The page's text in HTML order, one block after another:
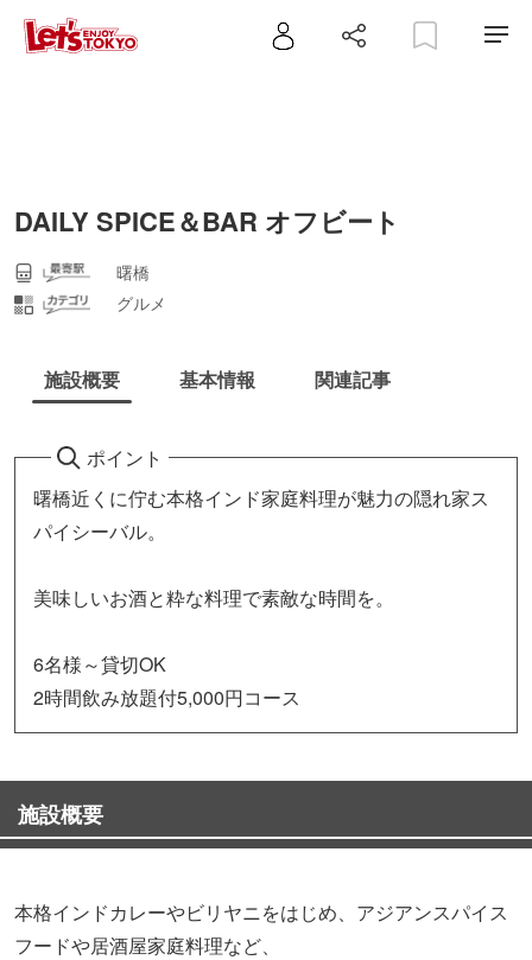
DAILY SPICE＆BAR オフビート
曙橋
グルメ
施設概要 基本情報 関連記事
ポイント
曙橋近くに佇む本格インド家庭料理が魅力の隠れ家ス
パイシーバル。
美味しいお酒と粋な料理で素敵な時間を。
6名様～貸切OK
2時間飲み放題付5,000円コース
施設概要
本格インドカレーやビリヤニをはじめ、アジアンスパイス
フードや居酒屋家庭料理など、